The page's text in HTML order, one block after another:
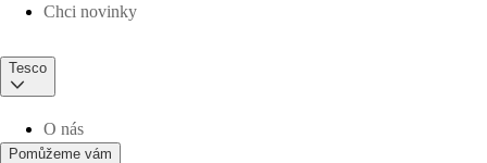
Chci novinky
Tesco
O nás
Pomůžeme vám